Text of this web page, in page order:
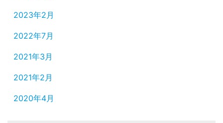
2023年2月
2022年7月
2021年3月
2021年2月
2020年4月